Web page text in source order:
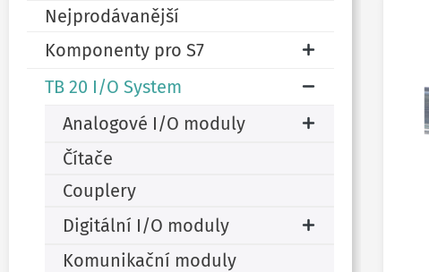
Nejprodávanější
Komponenty pro S7
TB 20 I/O System
Analogové I/O moduly
Čítače
Couplery
Digitální I/O moduly
Komunikační moduly